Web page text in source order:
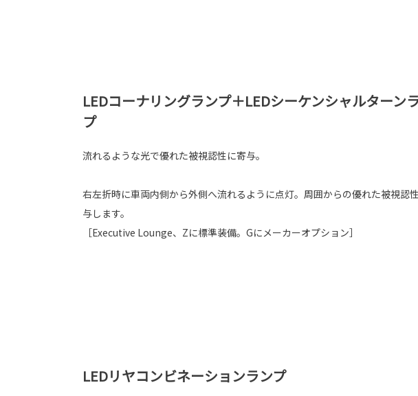
LEDコーナリングランプ＋LEDシーケンシャルターン
プ
流れるような光で優れた被視認性に寄与。
右左折時に車両内側から外側へ流れるように点灯。周囲からの優れた被視認
与します。
［Executive Lounge、Zに標準装備。Gにメーカーオプション］
LEDリヤコンビネーションランプ